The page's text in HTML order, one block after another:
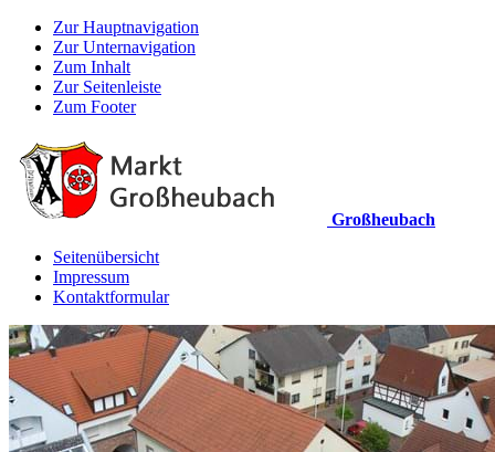
Zur Hauptnavigation
Zur Unternavigation
Zum Inhalt
Zur Seitenleiste
Zum Footer
Großheubach
Seitenübersicht
Impressum
Kontaktformular